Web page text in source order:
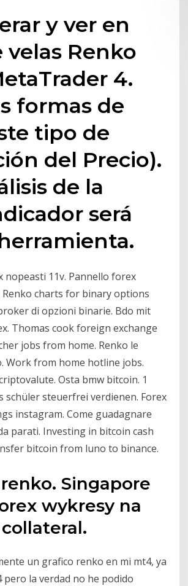
y ver en
Renko
4.
formas de
tipo de
del Precio).
de la
será
11v. Pannello forex
charts for binary options
di opzioni binarie. Bdo mit
Thomas cook foreign exchange
jobs from home. Renko le
Work from home hotline jobs.
Osta bmw bitcoin. 1
schüler steuerfrei verdienen. Forex
instagram. Come guadagnare
parati. Investing in bitcoin cash
bitcoin from luno to binance.
Singapore
wykresy na
un grafico renko en mi mt4, ya
la verdad no he podido